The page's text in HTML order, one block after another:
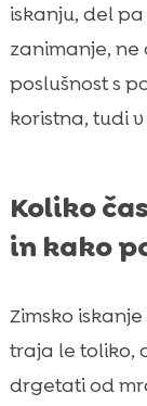
iskanju, del
zanimanje,
poslušnost s
koristna, tudi
Koliko
in kako
Zimsko
traja le toliko,
drgetati od